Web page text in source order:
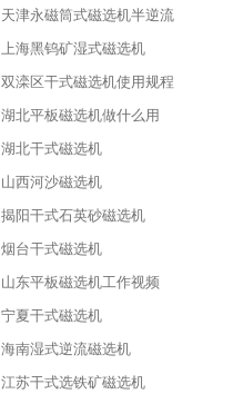
天津永磁筒式磁选机半逆流
上海黑钨矿湿式磁选机
双滦区干式磁选机使用规程
湖北平板磁选机做什么用
湖北干式磁选机
山西河沙磁选机
揭阳干式石英砂磁选机
烟台干式磁选机
山东平板磁选机工作视频
宁夏干式磁选机
海南湿式逆流磁选机
江苏干式选铁矿磁选机